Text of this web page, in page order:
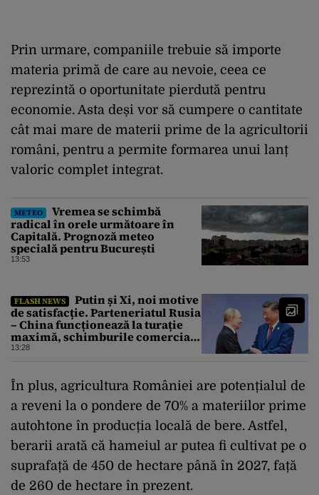
Prin urmare, companiile trebuie să importe
materia primă de care au nevoie, ceea ce
reprezintă o oportunitate pierdută pentru
economie. Asta deși vor să cumpere o cantitate
cât mai mare de materii prime de la agricultorii
români, pentru a permite formarea unui lanț
valoric complet integrat.
METEO
Vremea se schimbă
radical în orele următoare în
Capitală. Prognoză meteo
specială pentru București
13:53
FLASH NEWS
Putin și Xi, noi motive
de satisfacție. Parteneriatul Rusia
– China funcționează la turație
maximă, schimburile comerciale
ating niveluri record
13:28
În plus, agricultura României are potențialul de
a reveni la o pondere de 70% a materiilor prime
autohtone în producția locală de bere. Astfel,
berarii arată că hameiul ar putea fi cultivat pe o
suprafață de 450 de hectare până în 2027, față
de 260 de hectare în prezent.